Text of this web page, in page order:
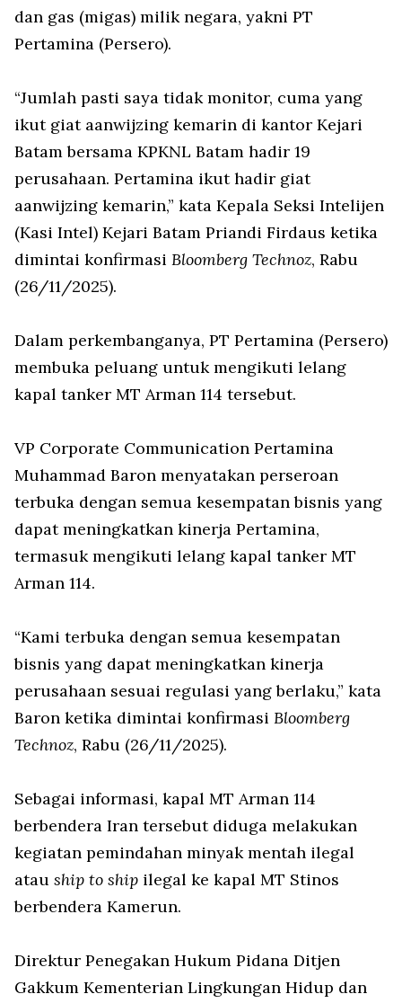
dan gas (migas) milik negara, yakni PT
Pertamina (Persero).
“Jumlah pasti saya tidak monitor, cuma yang
ikut giat aanwijzing kemarin di kantor Kejari
Batam bersama KPKNL Batam hadir 19
perusahaan. Pertamina ikut hadir giat
aanwijzing kemarin,” kata Kepala Seksi Intelijen
(Kasi Intel) Kejari Batam Priandi Firdaus ketika
dimintai konfirmasi Bloomberg Technoz, Rabu
(26/11/2025).
Dalam perkembanganya, PT Pertamina (Persero)
membuka peluang untuk mengikuti lelang
kapal tanker MT Arman 114 tersebut.
VP Corporate Communication Pertamina
Muhammad Baron menyatakan perseroan
terbuka dengan semua kesempatan bisnis yang
dapat meningkatkan kinerja Pertamina,
termasuk mengikuti lelang kapal tanker MT
Arman 114.
“Kami terbuka dengan semua kesempatan
bisnis yang dapat meningkatkan kinerja
perusahaan sesuai regulasi yang berlaku,” kata
Baron ketika dimintai konfirmasi Bloomberg
Technoz, Rabu (26/11/2025).
Sebagai informasi, kapal MT Arman 114
berbendera Iran tersebut diduga melakukan
kegiatan pemindahan minyak mentah ilegal
atau ship to ship ilegal ke kapal MT Stinos
berbendera Kamerun.
Direktur Penegakan Hukum Pidana Ditjen
Gakkum Kementerian Lingkungan Hidup dan